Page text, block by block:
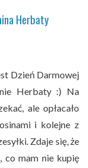
Herbaty
Dzień Darmowej
Herbaty :) Na
ale opłacało
i kolejne z
Zdaje się, że
co mam nie kupię